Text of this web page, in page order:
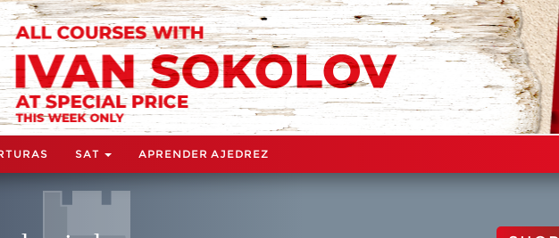
SAT APRENDER AJEDREZ